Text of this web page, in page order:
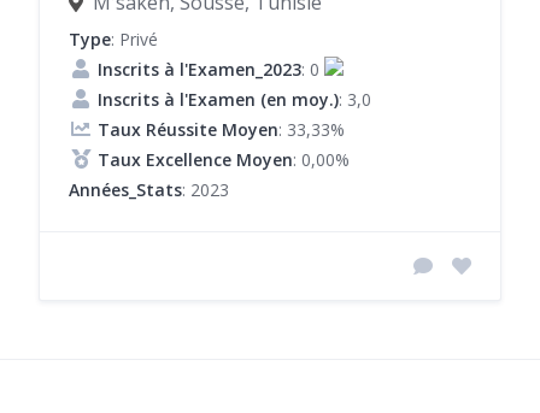
Type: Privé
Inscrits à l'Examen_2023: 0
Inscrits à l'Examen (en moy.): 3,0
Taux Réussite Moyen: 33,33%
Taux Excellence Moyen: 0,00%
Années_Stats: 2023